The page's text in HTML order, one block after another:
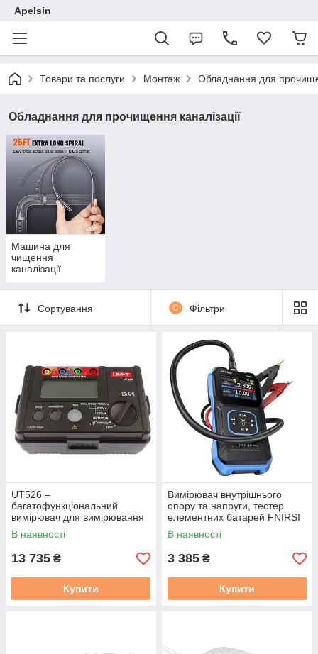
Apelsin
Товари та послуги Монтаж Обладнання для
Обладнання для прочищення каналізації
Машина для
чищення
каналізації
Сортування 0 Фільтри
UT526 –
багатофункціональний
вимірювач для вимірювання
ізоляції, ПЗВ та опору – UNI-
T
В наявності
13 735 ₴
Купити
Вимірювач внутрішнього
опору та напруги, тестер
елементних батарей FNIRSI
HRM-10
В наявності
3 385 ₴
Купити